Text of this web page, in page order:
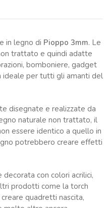
in legno di Pioppo 3mm. Le
trattato e quindi adatte
bomboniere, gadget
ideale per tutti gli amanti del
disegnate e realizzate da
naturale non trattato, il
essere identico a quello in
potrebbero creare effetti
con colori acrilici,
prodotti come la torch
quadretti nascita,